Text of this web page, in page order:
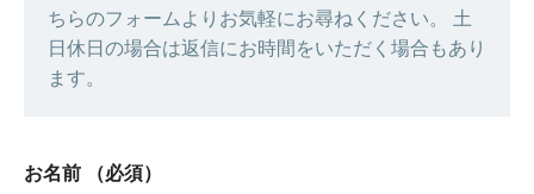
ちらのフォームよりお気軽にお尋ねください。 土
日休日の場合は返信にお時間をいただく場合もあり
ます。
お名前 （必須）